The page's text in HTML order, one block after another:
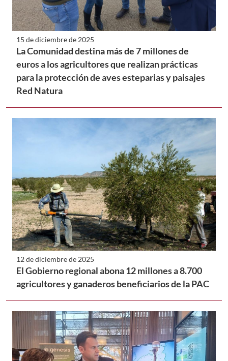
15 de diciembre de 2025
La Comunidad destina más de 7 millones de
euros a los agricultores que realizan prácticas
para la protección de aves esteparias y paisajes
Red Natura
12 de diciembre de 2025
El Gobierno regional abona 12 millones a 8.700
agricultores y ganaderos beneficiarios de la PAC